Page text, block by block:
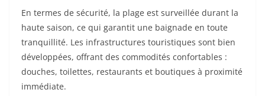
En termes de sécurité, la plage est surveillée durant la
haute saison, ce qui garantit une baignade en toute
tranquillité. Les infrastructures touristiques sont bien
développées, offrant des commodités confortables :
douches, toilettes, restaurants et boutiques à proximité
immédiate.